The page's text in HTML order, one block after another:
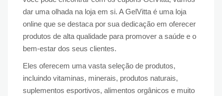
dar uma olhada na loja em si. A GelVitta é uma loja
online que se destaca por sua dedicação em oferecer
produtos de alta qualidade para promover a saúde e o
bem-estar dos seus clientes.
Eles oferecem uma vasta seleção de produtos,
incluindo vitaminas, minerais, produtos naturais,
suplementos esportivos, alimentos orgânicos e muito